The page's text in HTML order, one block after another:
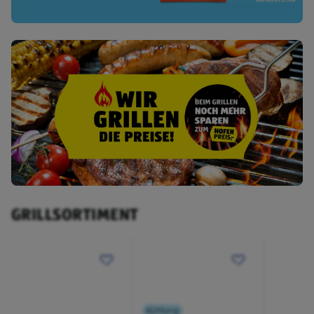
GRILLSORTIMENT
Kühlung